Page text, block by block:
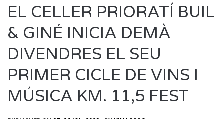
EL CELLER PRIORATÍ BUIL
& GINÉ INICIA DEMÀ
DIVENDRES EL SEU
PRIMER CICLE DE VINS I
MÚSICA KM. 11,5 FEST